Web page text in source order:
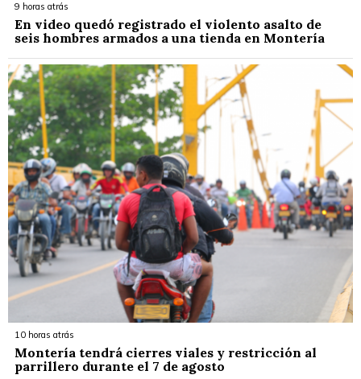
9 horas atrás
En video quedó registrado el violento asalto de
seis hombres armados a una tienda en Montería
10 horas atrás
Montería tendrá cierres viales y restricción al
parrillero durante el 7 de agosto